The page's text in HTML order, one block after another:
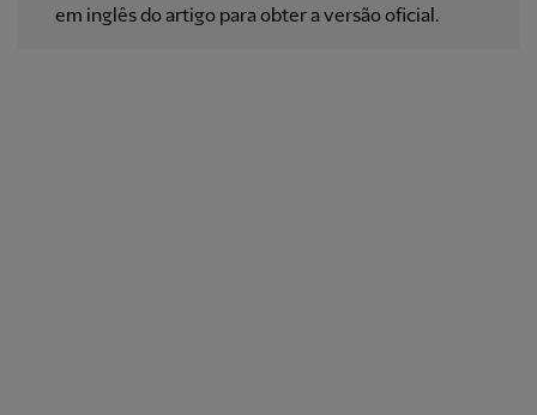
em inglês do artigo para obter a versão oficial.